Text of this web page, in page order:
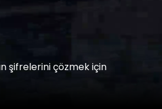
şifrelerini çözmek için